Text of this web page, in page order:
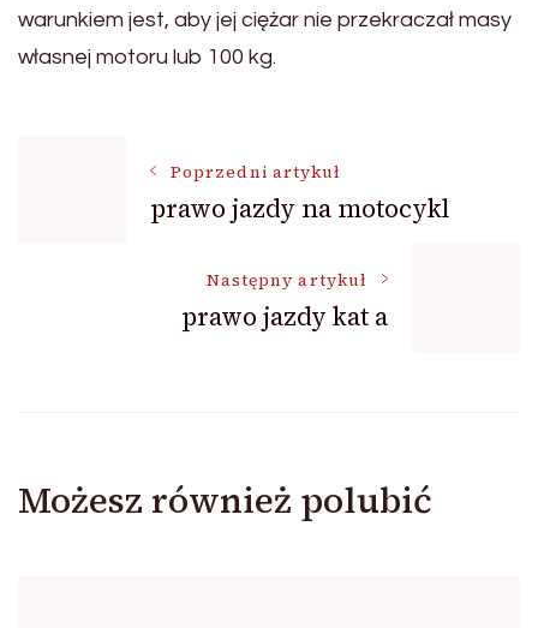
warunkiem jest, aby jej ciężar nie przekraczał masy
własnej motoru lub 100 kg.
NawigacjaPoprzedni artykuł
prawo jazdy na motocykl
Następny artykuł
prawo jazdy kat a
Możesz również polubić